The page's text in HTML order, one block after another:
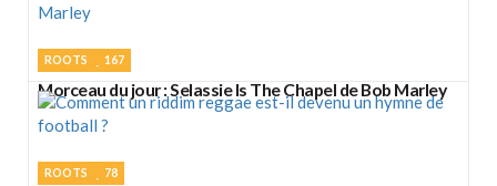
ROOTS 167
Morceau du jour : Selassie Is The Chapel de Bob Marley
ROOTS 78